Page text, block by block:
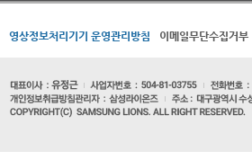
영상정보처리기기 운영관리방침 이메일무단수집거부